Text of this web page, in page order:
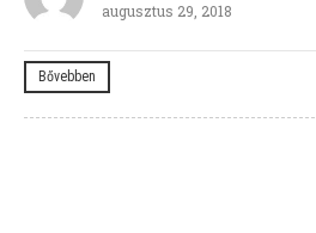
augusztus 29, 2018
Bővebben